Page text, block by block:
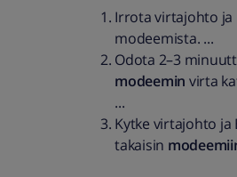
Irrota virtajohto
modeemista. ...
Odota 2–3
modeemin virta
...
Kytke virtajohto
takaisin